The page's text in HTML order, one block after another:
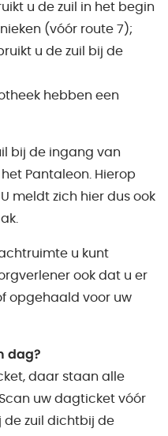
u de zuil in het begin
(vóór route 7);
u de zuil bij de
hebben een
bij de ingang van
Pantaleon. Hierop
meldt zich hier dus ook
u kunt
ook dat u er
opgehaald voor uw
dag?
daar staan alle
uw dagticket vóór
de zuil dichtbij de